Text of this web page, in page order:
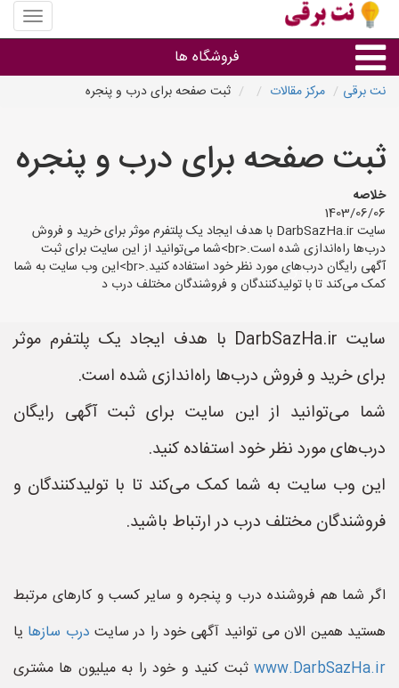
منوی
سایت
برقی
فروشگاه ها
سایر گروه ها
نت برقی مرکز مقالات ثبت صفحه برای درب و پنجره
ثبت صفحه برای درب و پنجره
خلاصه
1403/06/06
سایت DarbSazHa.ir با هدف ایجاد یک پلتفرم موثر برای خرید و فروش
درب‌ها راه‌اندازی شده است.<br>شما می‌توانید از این سایت برای ثبت
آگهی رایگان درب‌های مورد نظر خود استفاده کنید.<br>این وب سایت به شما
کمک می‌کند تا با تولیدکنندگان و فروشندگان مختلف درب د
سایت DarbSazHa.ir با هدف ایجاد یک پلتفرم موثر
برای خرید و فروش درب‌ها راه‌اندازی شده است.
شما می‌توانید از این سایت برای ثبت آگهی رایگان
درب‌های مورد نظر خود استفاده کنید.
این وب سایت به شما کمک می‌کند تا با تولیدکنندگان و
فروشندگان مختلف درب در ارتباط باشید.
اگر شما هم فروشنده درب و پنجره و سایر کسب و کارهای مرتبط
هستید همین الان می توانید آگهی خود را در سایت درب سازها یا
www.DarbSazHa.ir ثبت کنید و خود را به میلیون ها مشتری